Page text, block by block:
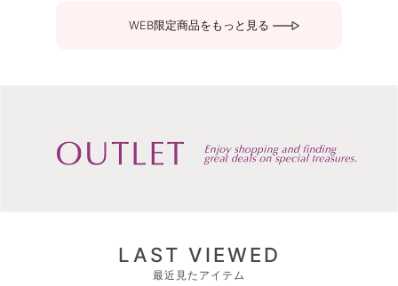
WEB限定商品をもっと見る
LAST VIEWED
最近見たアイテム